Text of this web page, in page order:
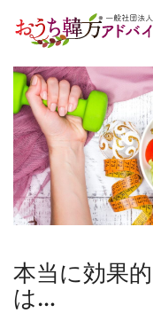
本当に効果
は…